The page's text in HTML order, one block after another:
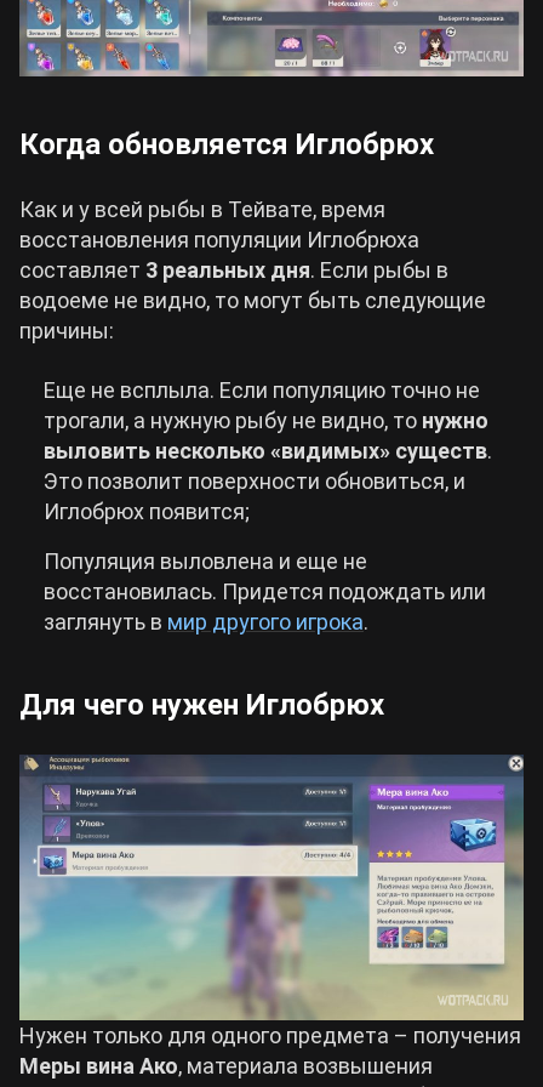
Когда обновляется Иглобрюх
Как и у всей рыбы в Тейвате, время
восстановления популяции Иглобрюха
составляет 3 реальных дня. Если рыбы в
водоеме не видно, то могут быть следующие
причины:
Еще не всплыла. Если популяцию точно не
трогали, а нужную рыбу не видно, то нужно
выловить несколько «видимых» существ.
Это позволит поверхности обновиться, и
Иглобрюх появится;
Популяция выловлена и еще не
восстановилась. Придется подождать или
заглянуть в мир другого игрока.
Для чего нужен Иглобрюх
Нужен только для одного предмета – получения
Меры вина Ако, материала возвышения